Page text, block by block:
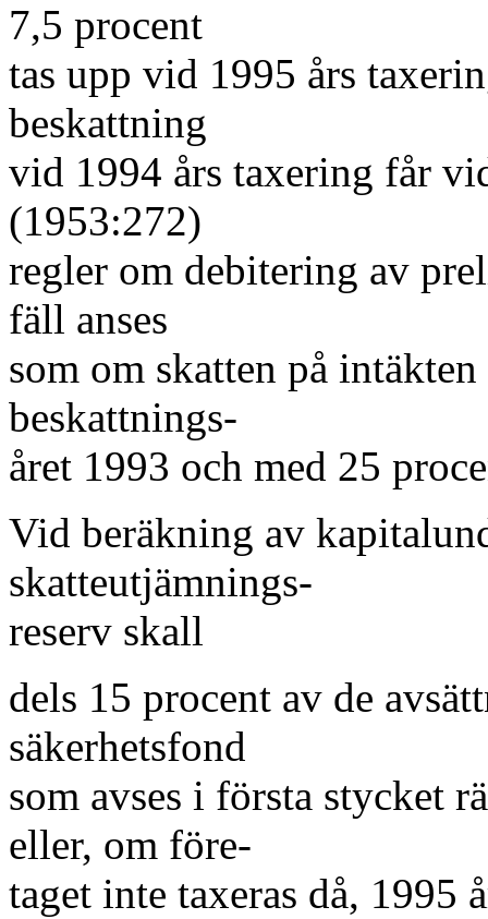
7,5 procent
tas upp vid 1995 års
beskattning
vid 1994 års taxering får
(1953:272)
regler om debitering av
fäll anses
som om skatten på
beskattnings-
året 1993 och med 25
Vid beräkning av
skatteutjämnings-
reserv skall
dels 15 procent av de
säkerhetsfond
som avses i första stycket
eller, om före-
taget inte taxeras då, 1995